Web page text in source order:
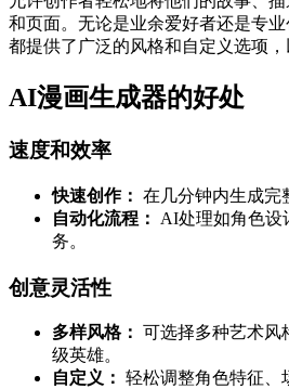
和页面。无论是业余爱好者还是专
都提供了广泛的风格和自定义选项，
AI漫画生成器的好处
速度和效率
快速创作： 在几分钟内生成完
自动化流程：
AI处理如角色设
务。
创意灵活性
多样风格： 可选择多种艺术风
级英雄。
自定义： 轻松调整角色特征、